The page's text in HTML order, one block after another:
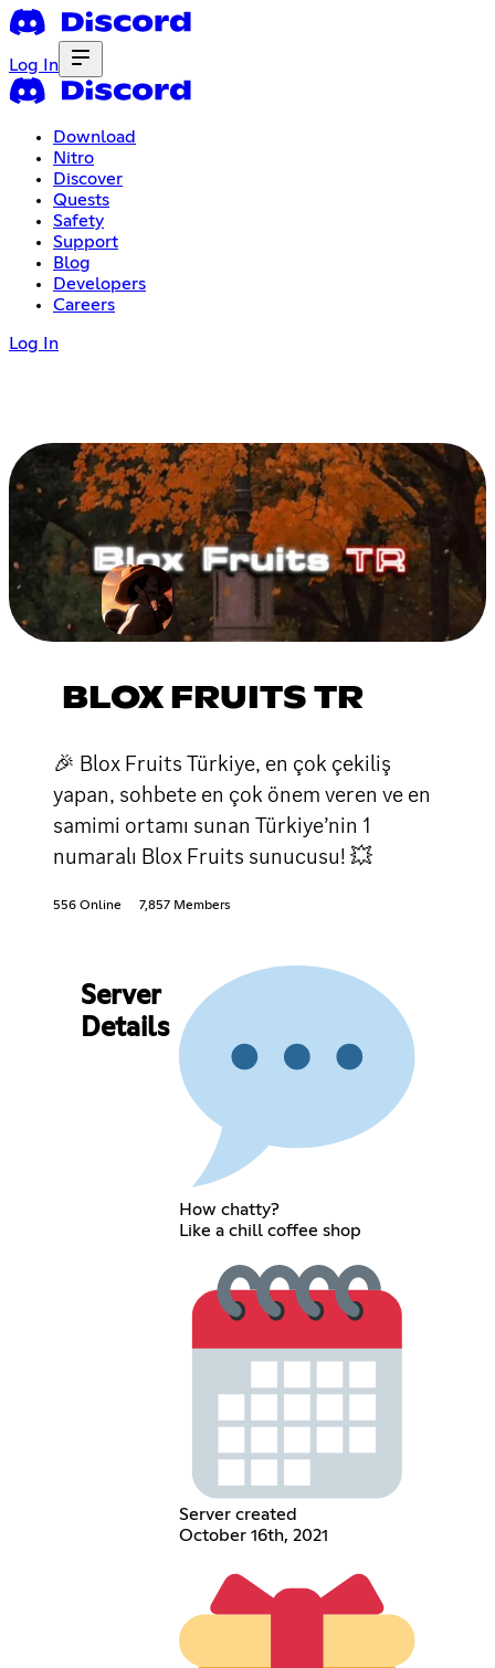
Log In
Download
Nitro
Discover
Quests
Safety
Support
Blog
Developers
Careers
Log In
BLOX FRUITS TR
🎉 Blox Fruits Türkiye, en çok çekiliş
yapan, sohbete en çok önem veren ve en
samimi ortamı sunan Türkiye’nin 1
numaralı Blox Fruits sunucusu! 💥
556 Online 7,857 Members
Server
Details
How chatty?
Like a chill coffee shop
Server created
October 16th, 2021